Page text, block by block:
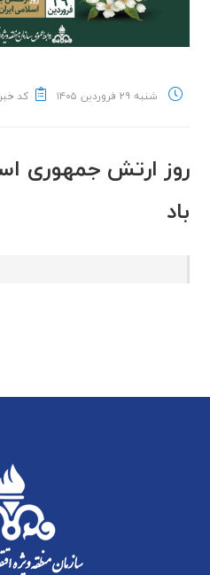
شنبه ۲۹ فروردین ۱۴۰۵ کد خبر:
روز ارتش جمهوری
باد